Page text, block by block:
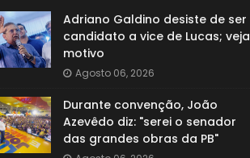
Adriano Galdino desiste de ser
candidato a vice de Lucas; veja
motivo
Agosto 06, 2026
Durante convenção, João
Azevêdo diz: "serei o senador
das grandes obras da PB"